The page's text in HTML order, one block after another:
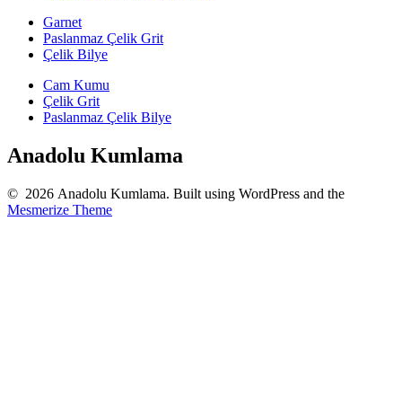
Garnet
Paslanmaz Çelik Grit
Çelik Bilye
Cam Kumu
Çelik Grit
Paslanmaz Çelik Bilye
Anadolu Kumlama
© 2026 Anadolu Kumlama. Built using WordPress and the
Mesmerize Theme